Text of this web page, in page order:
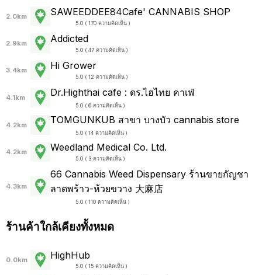
2.0km SAWEEDDEE84Cafe' CANNABIS SHOP
5.0 ( 170 ความคิดเห็น )
2.9km Addicted
5.0 ( 47 ความคิดเห็น )
3.4km Hi Grower
5.0 ( 12 ความคิดเห็น )
4.1km Dr.Highthai cafe : ดร.ไฮไทย คาเฟ่
5.0 ( 6 ความคิดเห็น )
4.2km TOMGUNKUB สาขา บางบัว cannabis store
5.0 ( 14 ความคิดเห็น )
4.2km Weedland Medical Co. Ltd.
5.0 ( 3 ความคิดเห็น )
4.3km
66 Cannabis Weed Dispensary ร้านขายกัญชา
ลาดพร้าว-ห้วยขวาง 大麻店
5.0 ( 110 ความคิดเห็น )
ร้านค้าใกล้เคียงทั้งหมด
0.0km HighHub
5.0 ( 15 ความคิดเห็น )